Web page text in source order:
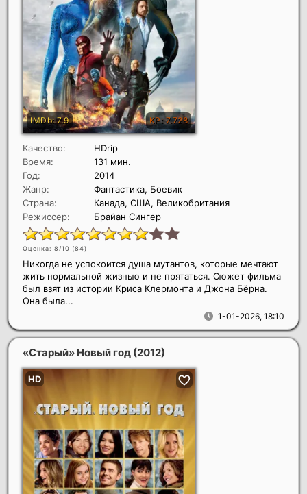
Качество:
HDrip
Время:
131 мин.
Год:
2014
Жанр:
Фантастика, Боевик
Страна:
Канада, США, Великобритания
Режиссер:
Брайан Сингер
Оценка: 8/10 (84)
1-01-2026, 18:10
Никогда не успокоится душа мутантов, которые мечтают
жить нормальной жизнью и не прятаться. Сюжет фильма
был взят из истории Криса Клермонта и Джона Бёрна.
Она была...
«Старый» Новый год (2012)